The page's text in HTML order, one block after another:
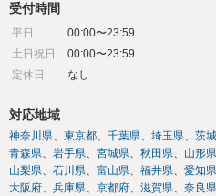
受付時間
平日
00:00〜23:59
土日祝日
00:00〜23:59
定休日
なし
対応地域
神奈川県 東京都 千葉県 埼玉県 茨
青森県
岩手県 宮城県 秋田県 山形県
山梨県
石川県 富山県 福井県 愛知県
大阪府
兵庫県 京都府 滋賀県 奈良県